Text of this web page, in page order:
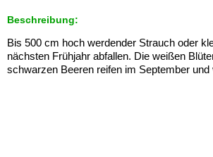
Beschreibung:
Bis 500 cm hoch werdender Strauch oder
nächsten Frühjahr abfallen. Die weißen
schwarzen Beeren reifen im September